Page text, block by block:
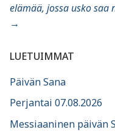
elämää, jossa usko saa
→
LUETUIMMAT
Päivän Sana
Perjantai 07.08.2026
Messiaaninen päivän